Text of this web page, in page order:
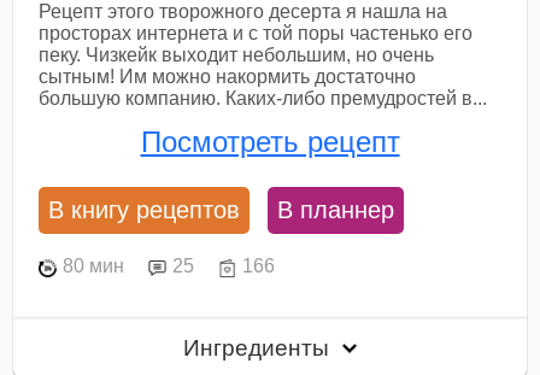
Рецепт этого творожного десерта я нашла на
просторах интернета и с той поры частенько его
пеку. Чизкейк выходит небольшим, но очень
сытным! Им можно накормить достаточно
большую компанию. Каких-либо премудростей в...
Посмотреть рецепт
В книгу рецептов В планнер
80 мин 25 166
Ингредиенты